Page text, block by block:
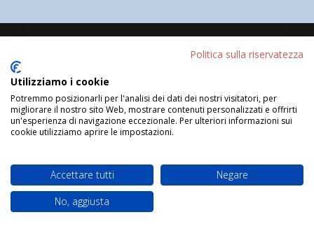
Politica sulla riservatezza
Utilizziamo i cookie
Potremmo posizionarli per l'analisi dei dati dei nostri visitatori, per
migliorare il nostro sito Web, mostrare contenuti personalizzati e offrirti
un'esperienza di navigazione eccezionale. Per ulteriori informazioni sui
cookie utilizziamo aprire le impostazioni.
Accettare tutti
Negare
No, aggiusta